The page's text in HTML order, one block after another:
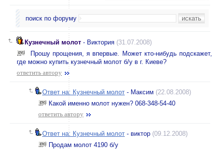
поиск по форуму
Кузнечный молот - Виктория (31.07.2008)
Прошу прощения, я впервые. Может кто-нибудь подскажет,
где можно купить кузнечный молот б/у в г. Киеве?
ответить автору
Ответ на: Кузнечный молот - Максим (22.08.2008)
Какой именно молот нужен? 068-348-54-40
ответить автору
Ответ на: Кузнечный молот - виктор (09.12.2008)
Продам молот 4190 б/у